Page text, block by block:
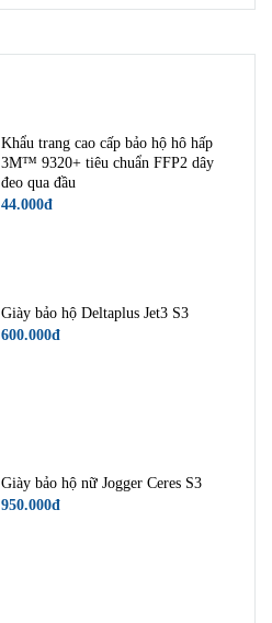
Khẩu trang cao cấp bảo hộ hô hấp
3M™ 9320+ tiêu chuẩn FFP2 dây
đeo qua đầu
44.000đ
Giày bảo hộ Deltaplus Jet3 S3
600.000đ
Giày bảo hộ nữ Jogger Ceres S3
950.000đ